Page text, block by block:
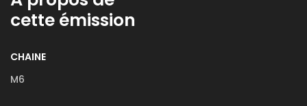
cette émission
CHAINE
M6